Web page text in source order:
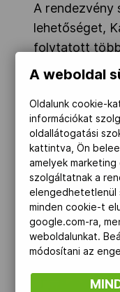
A rendezvény
lehetőséget,
folytatott
Lappartientel,
Kerékpáros
A weboldal
Oldalunk cookie-
információkat
oldallátogatási
kattintva, Ön
amelyek
szolgáltatnak a
elengedhetetlenül
minden cookie-t
google.com-ra,
weboldalunkat.
módosítani az